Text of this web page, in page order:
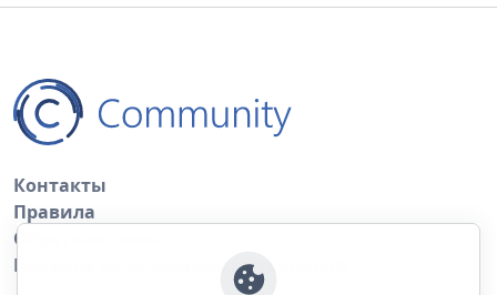
Контакты
Правила
Обратная связь
Правила копирования материалов